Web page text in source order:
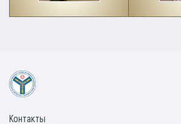
Контакты